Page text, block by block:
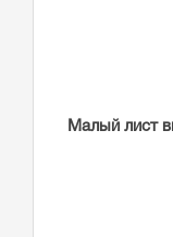
Малый лист